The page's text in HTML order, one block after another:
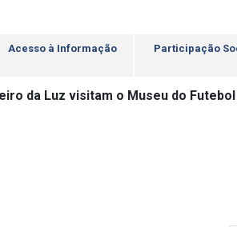
Acesso à Informação Participação
da Luz visitam o Museu do Futebol